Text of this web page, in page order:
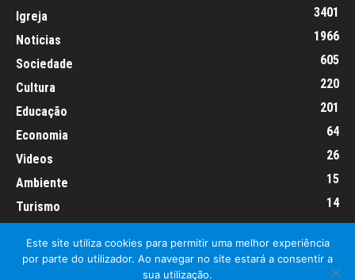
Igreja
3401
Noticias
1966
Sociedade
605
Cultura
220
Educação
201
Economia
64
Videos
26
Ambiente
15
Turismo
14
Informação Legal Made by algarIT.pt
Este site utiliza cookies para permitir uma melhor experiência
por parte do utilizador. Ao navegar no site estará a consentir a
sua utilização.